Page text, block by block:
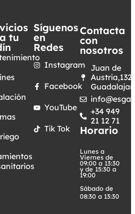
tu
Síguenos
en
Redes
Instagram
Facebook
YouTube
Tik Tok
Contacta
con
nosotros
Juan de
Austria,132.
+34 949
21 12 71
Horario
Lunes a
Viernes de
09:00 a 13:30
y de 15:30 a
19:00
Sábado de
08:30 a 13:30